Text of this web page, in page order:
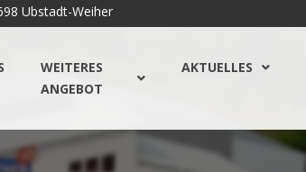
Ubstadt-Weiher
WEITERES
ANGEBOT
AKTUELLES